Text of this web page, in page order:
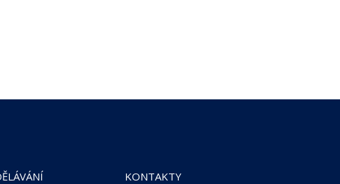
KONTAKTY